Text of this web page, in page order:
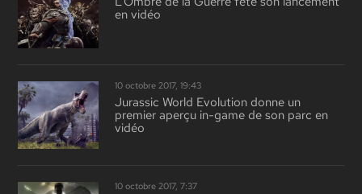
en vidéo
10 octobre 2017, 19:43
Jurassic World Evolution donne un
premier aperçu in-game de son parc en
vidéo
10 octobre 2017, 7:37